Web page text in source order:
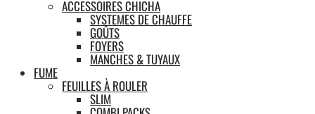
ACCESSOIRES CHICHA
SYSTEMES DE CHAUFFE
GOÛTS
FOYERS
MANCHES & TUYAUX
FUME
FEUILLES À ROULER
SLIM